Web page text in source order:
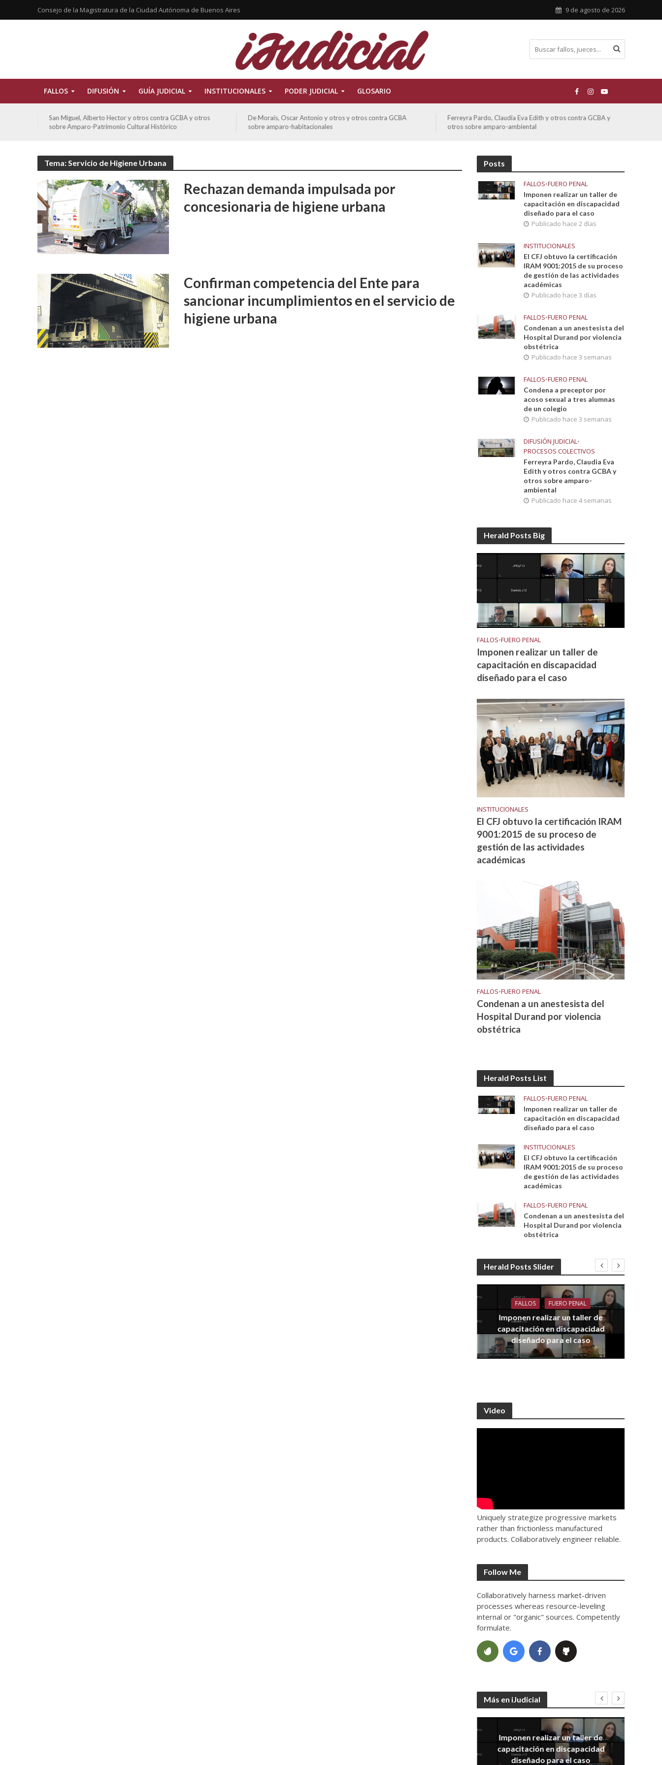
Consejo de la Magistratura de la Ciudad Autónoma de Buenos Aires 9 de agosto de 2026
FALLOS DIFUSIÓN GUÍA JUDICIAL INSTITUCIONALES PODER JUDICIAL GLOSARIO
De Morais, Oscar Antonio y otros y otros contra GCBA
sobre amparo-habitacionales
Ferreyra Pardo, Claudia Eva Edith y otros contra GCBA y
otros sobre amparo-ambiental
ATE contra GCBA sobre amparo – empleo publico otros
Tema: Servicio de Higiene Urbana
Rechazan demanda impulsada por
concesionaria de higiene urbana
Confirman competencia del Ente para
sancionar incumplimientos en el servicio de
higiene urbana
Posts
FALLOS•FUERO PENAL
Imponen realizar un taller de
capacitación en discapacidad
diseñado para el caso
Publicado hace 2 días
INSTITUCIONALES
El CFJ obtuvo la certificación
IRAM 9001:2015 de su proceso
de gestión de las actividades
académicas
Publicado hace 3 días
FALLOS•FUERO PENAL
Condenan a un anestesista del
Hospital Durand por violencia
obstétrica
Publicado hace 3 semanas
FALLOS•FUERO PENAL
Condena a preceptor por
acoso sexual a tres alumnas
de un colegio
Publicado hace 3 semanas
DIFUSIÓN JUDICIAL•
PROCESOS COLECTIVOS
Ferreyra Pardo, Claudia Eva
Edith y otros contra GCBA y
otros sobre amparo-
ambiental
Publicado hace 4 semanas
Herald Posts Big
FALLOS•FUERO PENAL
Imponen realizar un taller de
capacitación en discapacidad
diseñado para el caso
INSTITUCIONALES
El CFJ obtuvo la certificación IRAM
9001:2015 de su proceso de
gestión de las actividades
académicas
FALLOS•FUERO PENAL
Condenan a un anestesista del
Hospital Durand por violencia
obstétrica
Herald Posts List
FALLOS•FUERO PENAL
Imponen realizar un taller de
capacitación en discapacidad
diseñado para el caso
INSTITUCIONALES
El CFJ obtuvo la certificación
IRAM 9001:2015 de su proceso
de gestión de las actividades
académicas
FALLOS•FUERO PENAL
Condenan a un anestesista del
Hospital Durand por violencia
obstétrica
Herald Posts Slider
FALLOS FUERO PENAL
Imponen realizar un taller de
capacitación en discapacidad
diseñado para el caso
Video
Uniquely strategize progressive markets
rather than frictionless manufactured
products. Collaboratively engineer reliable.
Follow Me
Collaboratively harness market-driven
processes whereas resource-leveling
internal or "organic" sources. Competently
formulate.
Más en iJudicial
Imponen realizar un taller de
capacitación en discapacidad
diseñado para el caso